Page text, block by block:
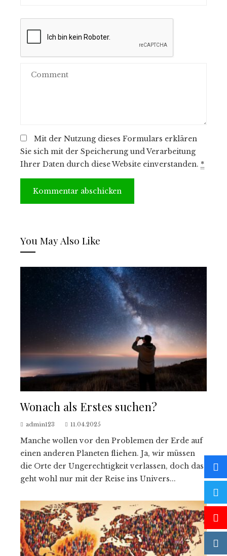
Mit der Nutzung dieses Formulars erklären
Sie sich mit der Speicherung und Verarbeitung
Ihrer Daten durch diese Website einverstanden. *
You May Also Like
Wonach als Erstes suchen?
admin123 11.04.2025
Manche wollen vor den Problemen der Erde auf
einen anderen Planeten fliehen. Ja, wir müssen
die Orte der Ungerechtigkeit verlassen, doch das
geht wohl nur mit der Reise ins Univers...